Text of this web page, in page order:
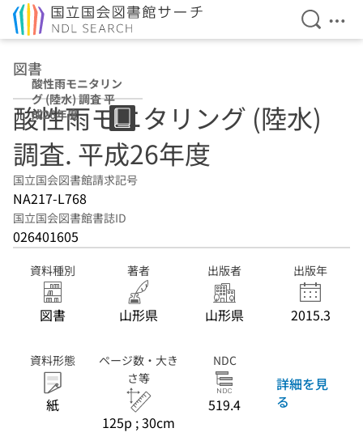
検索を
メ
図書
酸性雨モニタリン
グ (陸水) 調査 平
成26年度
酸性雨モニタリング (陸水)
調査. 平成26年度
国立国会図書館請求記号
NA217-L768
国立国会図書館書誌ID
026401605
資料種別
図書
著者
山形県
出版者
山形県
出版年
2015.3
資料形態
紙
ページ数・大き
さ等
125p ; 30cm
NDC
519.4
詳細を見
る